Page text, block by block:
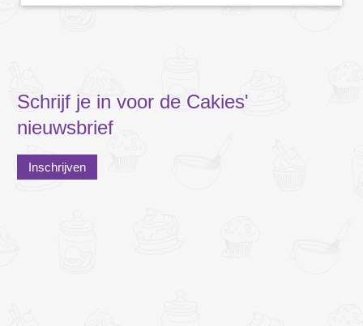
Schrijf je in voor de Cakies'
nieuwsbrief
Inschrijven